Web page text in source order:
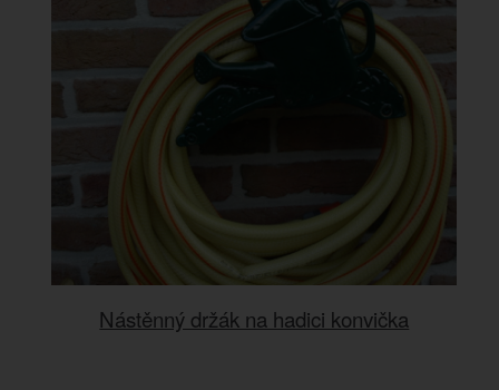
Nástěnný držák na hadici konvička